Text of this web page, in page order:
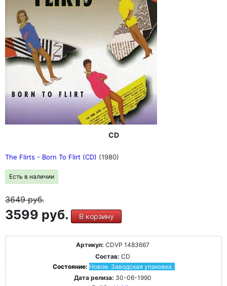
CD
The Flirts - Born To Flirt (CD) (1980)
Есть в наличии
3649руб.
3599 руб. В корзину
Артикул: CDVP 1483667
Состав: CD
Состояние: Новое. Заводская упаковка.
Дата релиза: 30-06-1990